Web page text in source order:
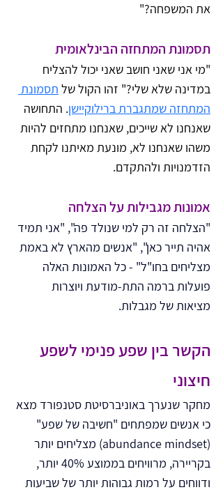
את המשפחה?"
תסמונת המתחזה הבינלאומית
"מי אני שאני חושב שאני יכול להצליח
במדינה שלא שלי?" זהו הקול של תסמונת
המתחזה שמתגברת ברילוקיישן. התחושה
שאנחנו לא שייכים, שאנחנו מתחזים להיות
משהו שאנחנו לא, מונעת מאיתנו לקחת
הזדמנויות ולהתקדם.
אמונות מגבילות על הצלחה
"הצלחה זה רק למי שנולד פה", "אני תמיד
אהיה תייר כאן", "אנשים מהארץ לא באמת
מצליחים בחו"ל" - כל האמונות האלה
פועלות ברמה התת-מודעת ויוצרות
מציאות של מגבלות.
הקשר בין שפע פנימי לשפע
חיצוני
מחקר שנערך באוניברסיטת סטנפורד מצא
כי אנשים שמפתחים "חשיבה של שפע"
(abundance mindset) מצליחים יותר
בקריירה, מרוויחים בממוצע 40% יותר,
ודווחים על רמות גבוהות יותר של שביעות